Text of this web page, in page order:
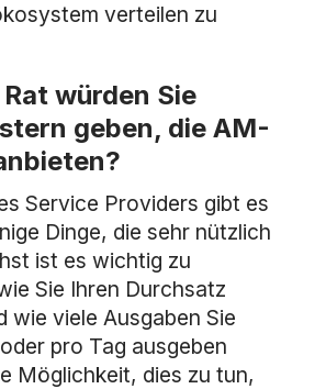
verteilen zu
würden Sie
geben, die AM-
Service Providers gibt es
Dinge, die sehr nützlich
ist es wichtig zu
Sie Ihren Durchsatz
wie viele Ausgaben Sie
pro Tag ausgeben
Möglichkeit, dies zu tun,